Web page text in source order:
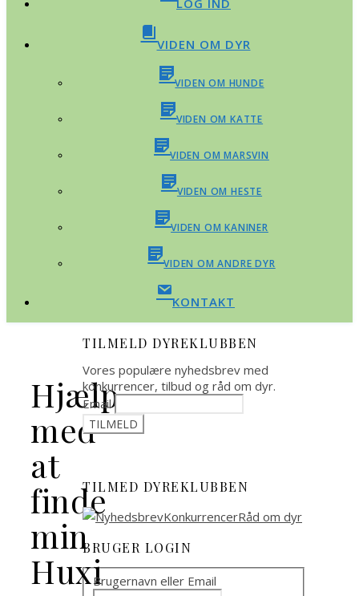
LOG IND
VIDEN OM DYR
VIDEN OM HUNDE
VIDEN OM KATTE
VIDEN OM MARSVIN
VIDEN OM HESTE
VIDEN OM KANINER
VIDEN OM ANDRE DYR
KONTAKT
Hjælp
med
at
finde
min
Huxi
TILMELD DYREKLUBBEN
Vores populære nyhedsbrev med
konkurrencer, tilbud og råd om dyr.
Email
TILMED DYREKLUBBEN
BRUGER LOGIN
Brugernavn eller Email